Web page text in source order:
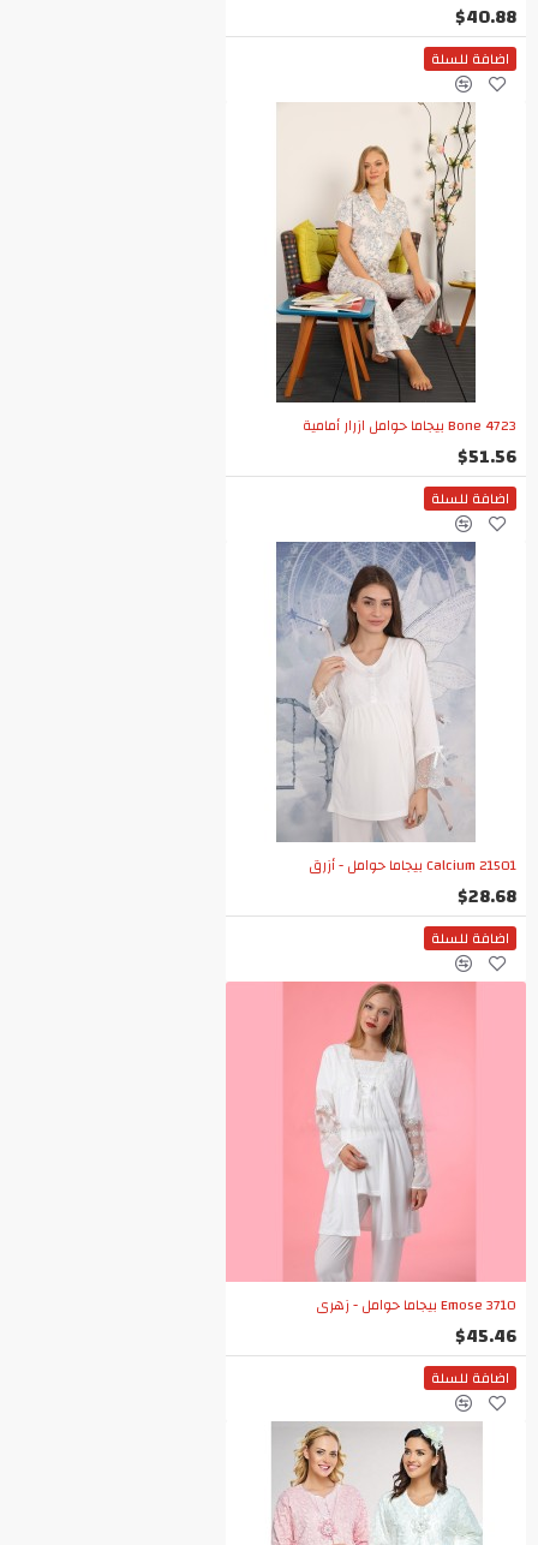
$40.88
اضافة للسلة
Bone 4723 بيجاما حوامل ازرار أمامية
$51.56
اضافة للسلة
Calcium 21501 بيجاما حوامل - أزرق
$28.68
اضافة للسلة
Emose 3710 بيجاما حوامل - زهري
$45.46
اضافة للسلة